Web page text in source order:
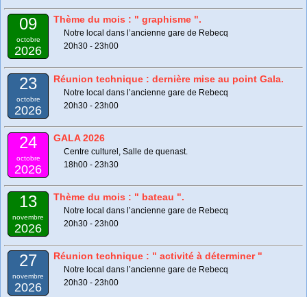
09
octobre
2026
Thème du mois : " graphisme ".
Notre local dans l’ancienne gare de Rebecq
20h30 - 23h00
23
octobre
2026
Réunion technique : dernière mise au point Gala.
Notre local dans l’ancienne gare de Rebecq
20h30 - 23h00
24
octobre
2026
GALA 2026
Centre culturel, Salle de quenast.
18h00 - 23h30
13
novembre
2026
Thème du mois : " bateau ".
Notre local dans l’ancienne gare de Rebecq
20h30 - 23h00
27
novembre
2026
Réunion technique : " activité à déterminer "
Notre local dans l’ancienne gare de Rebecq
20h30 - 23h00